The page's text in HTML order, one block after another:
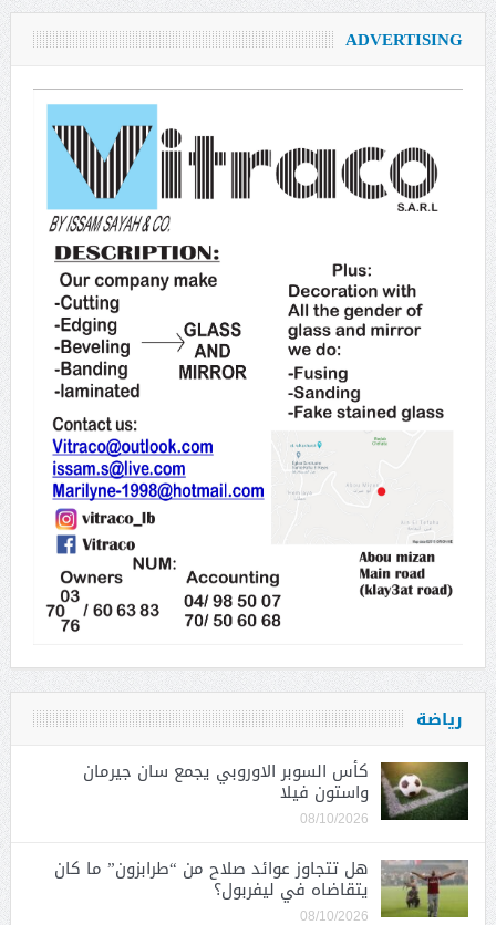
ADVERTISING
رياضة
كأس السوبر الاوروبي يجمع سان جيرمان
واستون فيلا
08/10/2026
هل تتجاوز عوائد صلاح من “طرابزون” ما كان
يتقاضاه في ليفربول؟
08/10/2026